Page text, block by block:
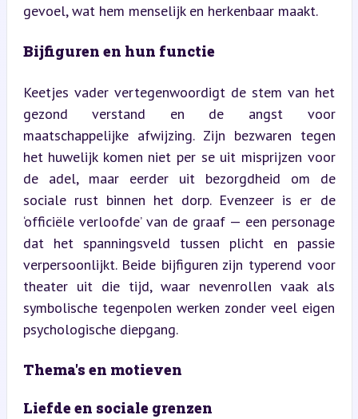
gevoel, wat hem menselijk en herkenbaar maakt.
Bijfiguren en hun functie
Keetjes vader vertegenwoordigt de stem van het
gezond verstand en de angst voor
maatschappelijke afwijzing. Zijn bezwaren tegen
het huwelijk komen niet per se uit misprijzen voor
de adel, maar eerder uit bezorgdheid om de
sociale rust binnen het dorp. Evenzeer is er de
‘officiële verloofde’ van de graaf — een personage
dat het spanningsveld tussen plicht en passie
verpersoonlijkt. Beide bijfiguren zijn typerend voor
theater uit die tijd, waar nevenrollen vaak als
symbolische tegenpolen werken zonder veel eigen
psychologische diepgang.
Thema's en motieven
Liefde en sociale grenzen